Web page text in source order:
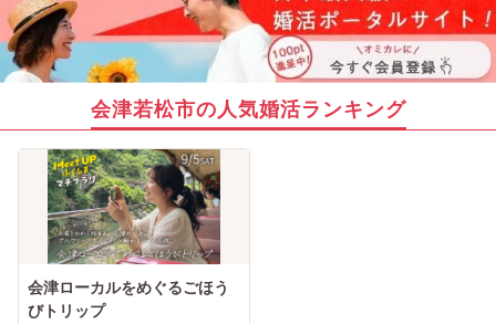
会津若松市の人気婚活ランキング
会津ローカルをめぐるごほう
びトリップ